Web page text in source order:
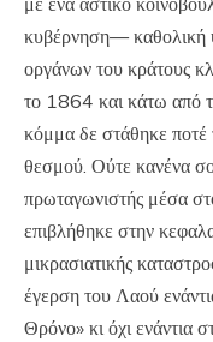
κυβέρνηση—
οργάνων του κράτους
το 1864 και κάτω από
κόμμα δε στάθηκε ποτέ
θεσμού. Ούτε κανένα
πρωταγωνιστής μέσα
επιβλήθηκε στην
μικρασιατικής
έγερση του Λαού
Θρόνο» κι όχι ενάντια